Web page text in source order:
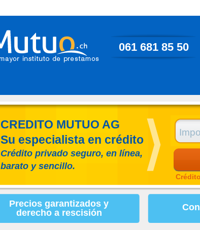
061 681 85 50
CREDITO MUTUO AG
Su especialista en crédito
Crédito privado seguro, en línea,
barato y sencillo.
Precios garantizados y
derecho a rescisión